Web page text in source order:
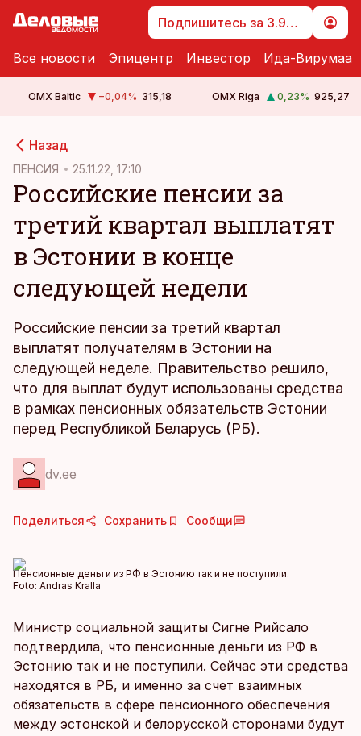
Подпишитесь за 3.99 €
Все новости Эпицентр Инвестор Ида-Вирумаа
OMX Baltic −0,04% 315,18 OMX Riga 0,23% 925,27
Назад
ПЕНСИЯ 25.11.22, 17:10
Российские пенсии за
третий квартал выплатят
в Эстонии в конце
следующей недели
Российские пенсии за третий квартал
выплатят получателям в Эстонии на
следующей неделе. Правительство решило,
что для выплат будут использованы средства
в рамках пенсионных обязательств Эстонии
перед Республикой Беларусь (РБ).
dv.ee
Поделиться Сохранить Сообщи
Пенсионные деньги из РФ в Эстонию так и не поступили.
Foto: Andras Kralla
Министр социальной защиты Сигне Рийсало
подтвердила, что пенсионные деньги из РФ в
Эстонию так и не поступили. Сейчас эти средства
находятся в РБ, и именно за счет взаимных
обязательств в сфере пенсионного обеспечения
между эстонской и белорусской сторонами будут